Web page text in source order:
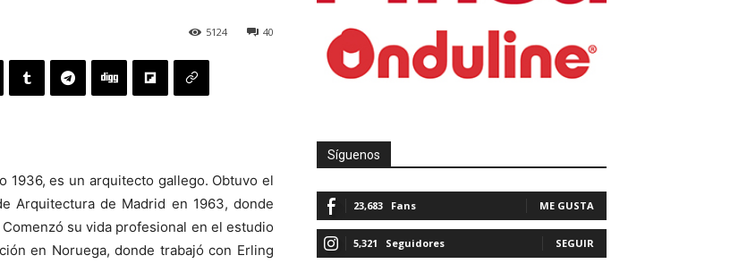
40
5124
1936, es un arquitecto gallego. Obtuvo el
Arquitectura de Madrid en 1963, donde
su vida profesional en el estudio
en Noruega, donde trabajó con Erling
Síguenos
23,683 Fans ME GUSTA
5,321 Seguidores SEGUIR